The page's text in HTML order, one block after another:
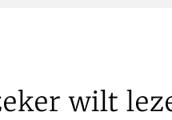
wilt